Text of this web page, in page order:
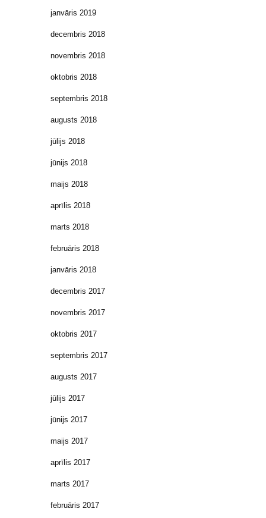
janvāris 2019
decembris 2018
novembris 2018
oktobris 2018
septembris 2018
augusts 2018
jūlijs 2018
jūnijs 2018
maijs 2018
aprīlis 2018
marts 2018
februāris 2018
janvāris 2018
decembris 2017
novembris 2017
oktobris 2017
septembris 2017
augusts 2017
jūlijs 2017
jūnijs 2017
maijs 2017
aprīlis 2017
marts 2017
februāris 2017